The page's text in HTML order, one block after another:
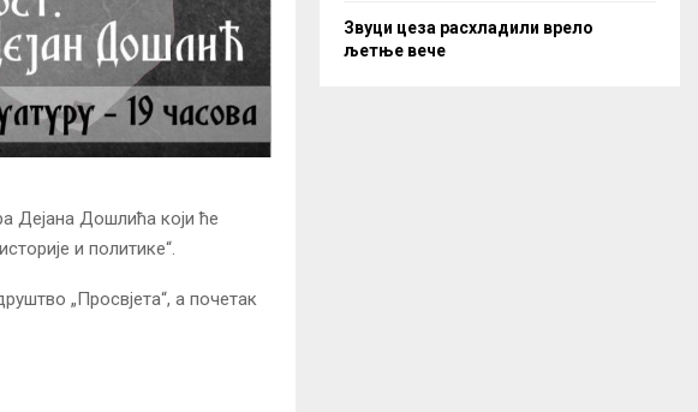
Дејана Дошлића који ће
и политике“.
„Просвјета“, а почетак
Звуци цеза расхладили врело
љетње вече